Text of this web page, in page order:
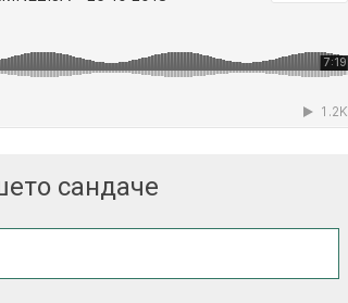
сандаче